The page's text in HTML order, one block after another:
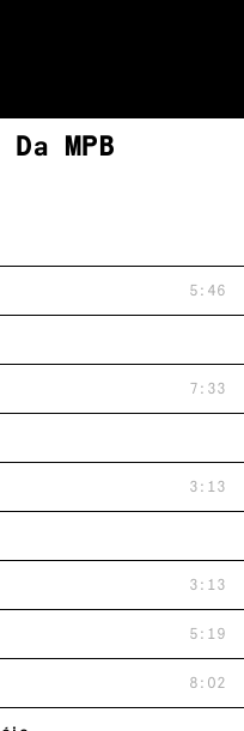
MPB
5:46
7:33
3:13
3:13
5:19
8:02